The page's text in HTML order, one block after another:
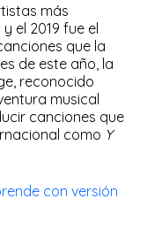
más
el 2019 fue el
que la
de este año, la
reconocido
musical
canciones que
como Y
con versión